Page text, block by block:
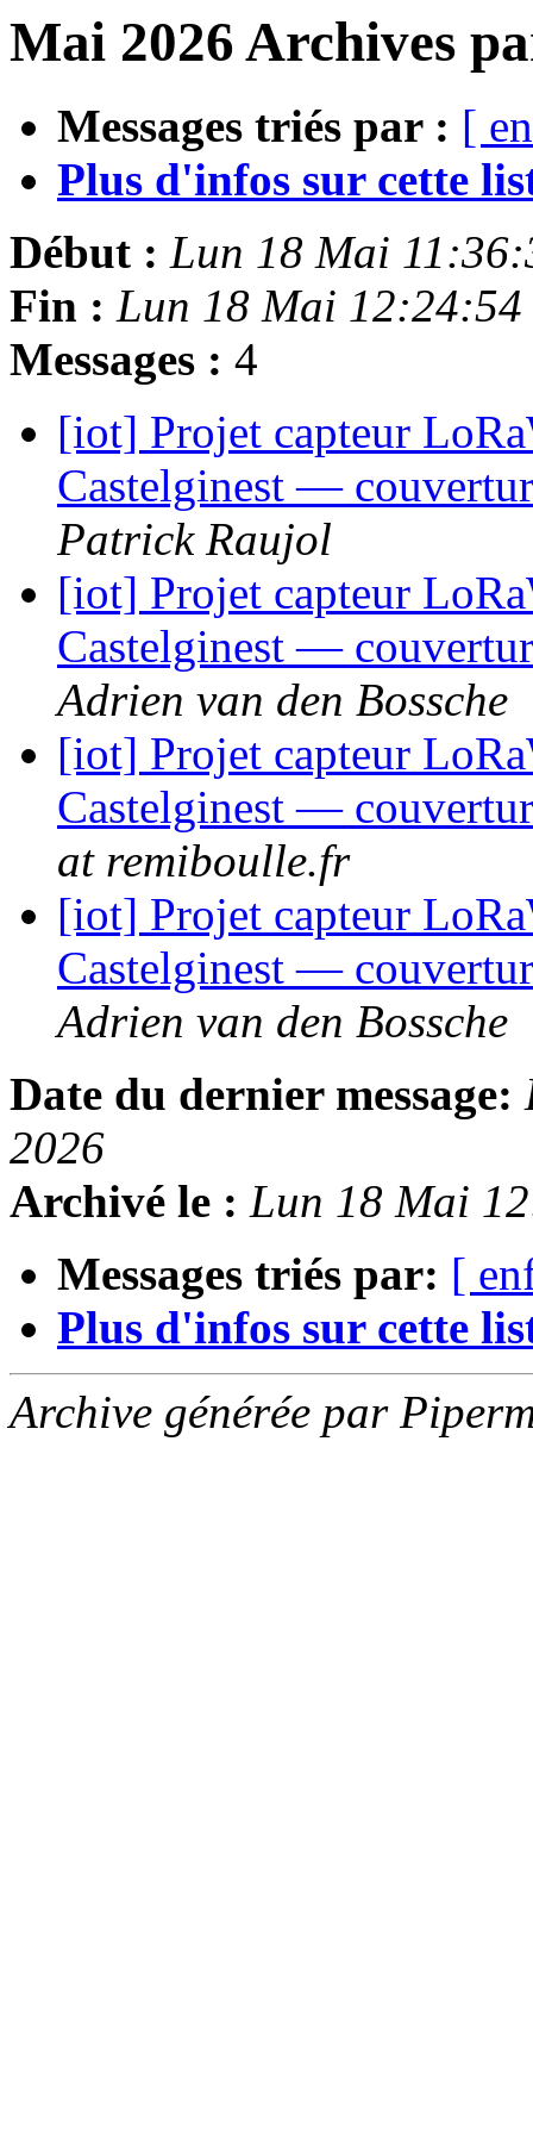
Mai 2026 Archives
Messages triés par : [
Plus d'infos sur cette
Début : Lun 18 Mai
Fin : Lun 18 Mai 12:24:54
Messages : 4
[iot] Projet capteur
Castelginest —
Patrick Raujol
[iot] Projet capteur
Castelginest —
Adrien van den Bossche
[iot] Projet capteur
Castelginest —
at remiboulle.fr
[iot] Projet capteur
Castelginest —
Adrien van den Bossche
Date du dernier message:
2026
Archivé le : Lun 18 Mai
Messages triés par: [
Plus d'infos sur cette
Archive générée par